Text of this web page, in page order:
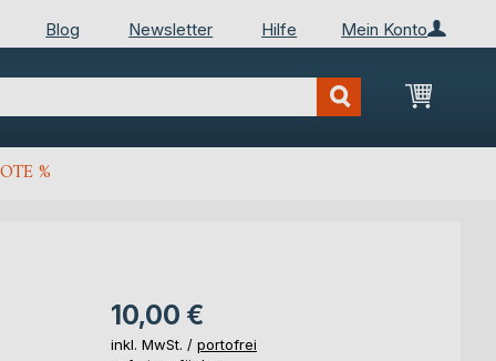
Mein Konto
Blog Newsletter Hilfe
Mein
%
10,00 €
inkl. MwSt. / portofrei